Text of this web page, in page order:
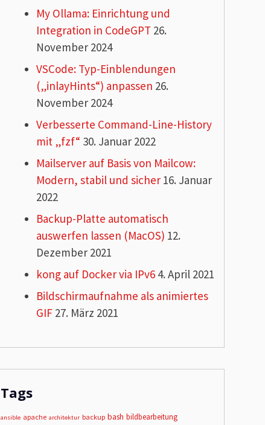
My Ollama: Einrichtung und
Integration in CodeGPT 26.
November 2024
VSCode: Typ-Einblendungen
(„inlayHints“) anpassen 26.
November 2024
Verbesserte Command-Line-History
mit „fzf“ 30. Januar 2022
Mailserver auf Basis von Mailcow:
Modern, stabil und sicher16. Januar
2022
Backup-Platte automatisch
auswerfen lassen (MacOS) 12.
Dezember 2021
kong auf Docker via IPv64. April 2021
Bildschirmaufnahme als animiertes
GIF27. März 2021
Tags
ansible apache architektur backup bash bildbearbeitung